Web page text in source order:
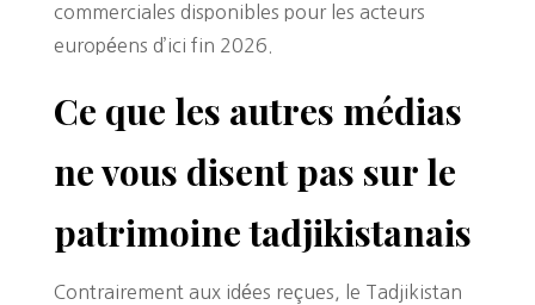
commerciales disponibles pour les acteurs
européens d’ici fin 2026.
Ce que les autres médias
ne vous disent pas sur le
patrimoine tadjikistanais
Contrairement aux idées reçues, le Tadjikistan